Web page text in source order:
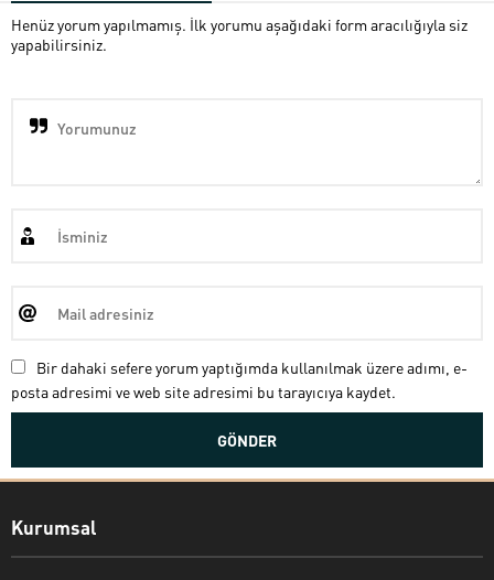
Henüz yorum yapılmamış. İlk yorumu aşağıdaki form aracılığıyla siz
yapabilirsiniz.
Bir dahaki sefere yorum yaptığımda kullanılmak üzere adımı, e-
posta adresimi ve web site adresimi bu tarayıcıya kaydet.
Kurumsal